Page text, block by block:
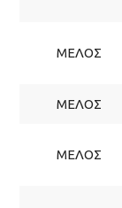
ΜΕΛΟΣ
ΜΕΛΟΣ
ΜΕΛΟΣ